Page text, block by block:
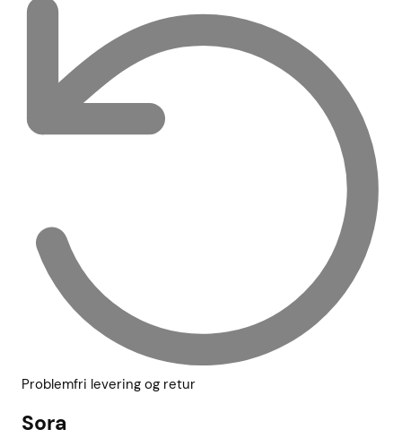
Problemfri levering og retur
Sora